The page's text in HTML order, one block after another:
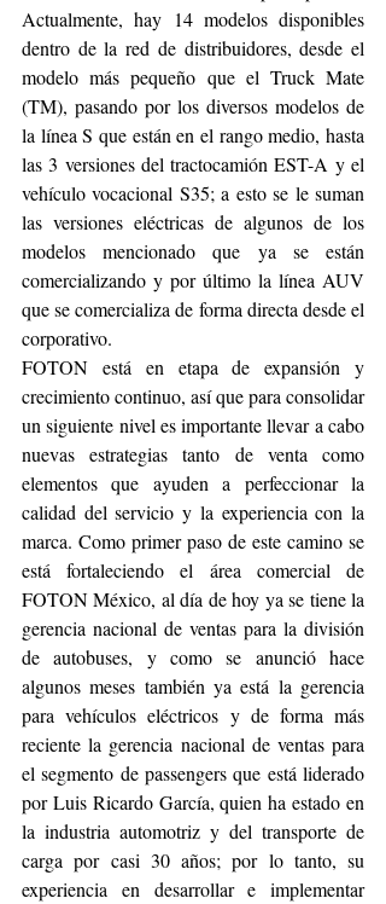
Actualmente, hay 14 modelos disponibles
dentro de la red de distribuidores, desde el
modelo más pequeño que el Truck Mate
(TM), pasando por los diversos modelos de
la línea S que están en el rango medio, hasta
las 3 versiones del tractocamión EST-A y el
vehículo vocacional S35; a esto se le suman
las versiones eléctricas de algunos de los
modelos mencionado que ya se están
comercializando y por último la línea AUV
que se comercializa de forma directa desde el
corporativo.
FOTON está en etapa de expansión y
crecimiento continuo, así que para consolidar
un siguiente nivel es importante llevar a cabo
nuevas estrategias tanto de venta como
elementos que ayuden a perfeccionar la
calidad del servicio y la experiencia con la
marca. Como primer paso de este camino se
está fortaleciendo el área comercial de
FOTON México, al día de hoy ya se tiene la
gerencia nacional de ventas para la división
de autobuses, y como se anunció hace
algunos meses también ya está la gerencia
para vehículos eléctricos y de forma más
reciente la gerencia nacional de ventas para
el segmento de passengers que está liderado
por Luis Ricardo García, quien ha estado en
la industria automotriz y del transporte de
carga por casi 30 años; por lo tanto, su
experiencia en desarrollar e implementar